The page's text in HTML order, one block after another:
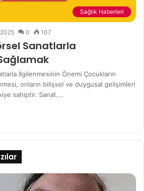
Sağlık Haberleri
0 107
Sanatlarla
İlgilenmesinin Önemi Çocukların
onların bilişsel ve duygusal gelişimleri
sahiptir. Sanat,…